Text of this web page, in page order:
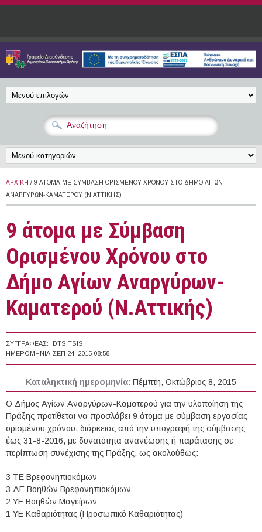
Παράκαμψη προς το κυρίως περιεχόμενο
ΑΡΧΙΚΉ / 9 ΆΤΟΜΑ ΜΕ ΣΎΜΒΑΣΗ ΟΡΙΣΜΈΝΟΥ ΧΡΌΝΟΥ ΣΤΟ ΔΉΜΟ ΑΓΊΩΝ
ΑΝΑΡΓΎΡΩΝ-ΚΑΜΑΤΕΡΟΎ (Ν.ΑΤΤΙΚΉΣ)
9 άτομα με Σύμβαση
Ορισμένου Χρόνου στο
Δήμο Αγίων Αναργύρων-
Καματερού (Ν.Αττικής)
ΣΥΓΓΡΑΦΈΑΣ:
DTSITSIS
ΗΜΕΡΟΜΗΝΊΑ: ΣΕΠ 24, 2015 08:58
Καταληκτική ημερομηνία: Πέμπτη, Οκτώβριος 8, 2015
Ο Δήμος Αγίων Αναργύρων-Καματερού για την υλοποίηση της
Πράξης προτίθεται να προσλάβει 9 άτομα με σύμβαση εργασίας
ορισμένου χρόνου, διάρκειας από την υπογραφή της σύμβασης
έως 31-8-2016, με δυνατότητα ανανέωσης ή παράτασης σε
περίπτωση συνέχισης της Πράξης, ως ακολούθως:
3 ΤΕ Βρεφονηπιοκόμων
3 ΔΕ Βοηθών Βρεφονηπιοκόμων
2 ΥΕ Βοηθών Μαγείρων
1 ΥΕ Καθαριότητας (Προσωπικό Καθαριότητας)